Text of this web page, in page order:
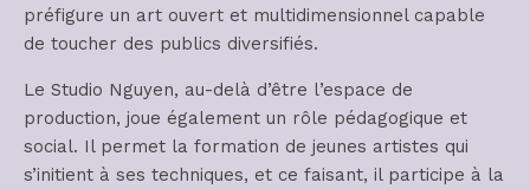
préfigure un art ouvert et multidimensionnel capable
de toucher des publics diversifiés.
Le Studio Nguyen, au-delà d’être l’espace de
production, joue également un rôle pédagogique et
social. Il permet la formation de jeunes artistes qui
s’initient à ses techniques, et ce faisant, il participe à la